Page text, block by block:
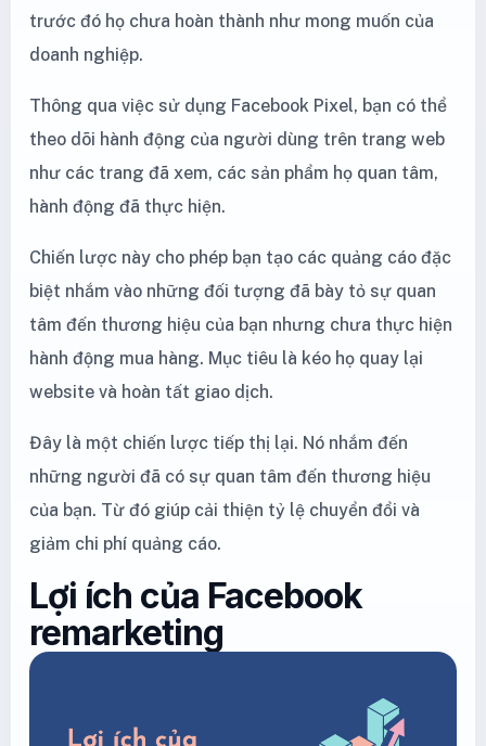
trước đó họ chưa hoàn thành như mong muốn của
doanh nghiệp.
Thông qua việc sử dụng Facebook Pixel, bạn có thể
theo dõi hành động của người dùng trên trang web
như các trang đã xem, các sản phẩm họ quan tâm,
hành động đã thực hiện.
Chiến lược này cho phép bạn tạo các quảng cáo đặc
biệt nhắm vào những đối tượng đã bày tỏ sự quan
tâm đến thương hiệu của bạn nhưng chưa thực hiện
hành động mua hàng. Mục tiêu là kéo họ quay lại
website và hoàn tất giao dịch.
Đây là một chiến lược tiếp thị lại. Nó nhắm đến
những người đã có sự quan tâm đến thương hiệu
của bạn. Từ đó giúp cải thiện tỷ lệ chuyển đổi và
giảm chi phí quảng cáo.
Lợi ích của Facebook
remarketing